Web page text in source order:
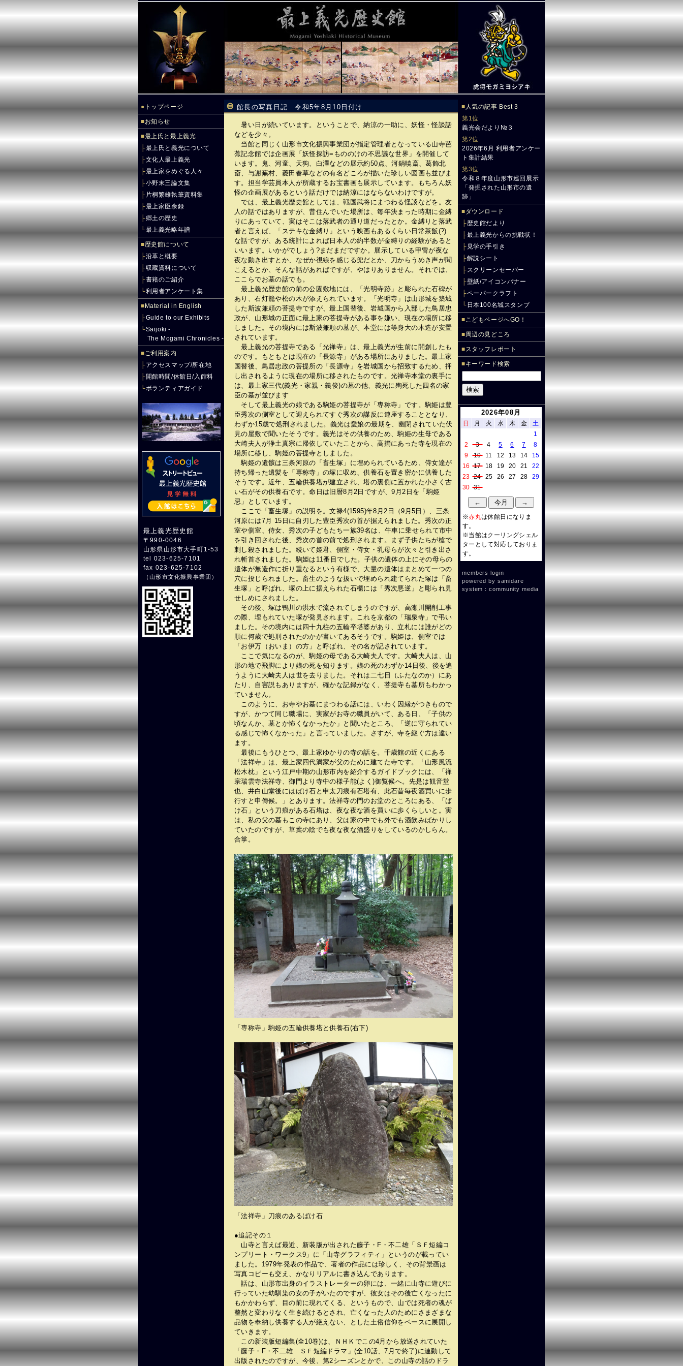
● トップページ
■お知らせ
■最上氏と最上義光
├最上氏と義光について
├文化人最上義光
├最上家をめぐる人々
├小野末三論文集
├ 片桐繁雄執筆資料集
├最上家臣余録
├郷土の歴史
└最上義光略年譜
■歴史館について
├沿革と概要
├収蔵資料について
├書籍のご紹介
└利用者アンケート集
■ Material in English
├Guide to our Exhibits
└Saijoki -
The Mogami Chronicles -
■ご利用案内
├アクセスマップ/所在地
├開館時間/休館日/入館料
└ボランティアガイド
最上義光歴史館
〒990-0046
山形県山形市大手町1-53
tel 023-625-7101
fax 023-625-7102
（山形市文化振興事業団 ）
館長の写真日記 令和5年8月10日付け
暑い日が続いています。ということで、納涼の一助に、妖怪・怪談話
などを少々。
当館と同じく山形市文化振興事業団が指定管理者となっている山寺芭
蕉記念館では企画展「妖怪探訪=もののけの不思議な世界」を開催して
います。鬼、河童、天狗、白澤などの展示約50点、河鍋暁斎、葛飾北
斎、与謝蕪村、菱田春草などの有名どころが描いた珍しい図画も並びま
す。担当学芸員本人が所蔵するお宝書画も展示しています。もちろん妖
怪の企画展があるという話だけでは納涼にはならないわけですが。
では、最上義光歴史館としては、戦国武将にまつわる怪談などを。友
人の話ではありますが、昔住んでいた場所は、毎年決まった時期に金縛
りにあっていて、実はそこは落武者の通り道だったとか。金縛りと落武
者と言えば、「ステキな金縛り」という映画もあるくらい日常茶飯(?)
な話ですが、ある統計によれば日本人の約半数が金縛りの経験があると
いいます。いかがでしょう?まだまだですか。展示している甲冑が夜な
夜な動き出すとか、なぜか視線を感じる兜だとか、刀からうめき声が聞
こえるとか、そんな話があればですが、やはりありません。それでは、
ここらでお墓の話でも。
最上義光歴史館の前の公園敷地には、「光明寺跡」と彫られた石碑が
あり、石灯籠や松の木が添えられています。「光明寺」は山形城を築城
した斯波兼頼の菩提寺ですが、最上国替後、岩城国から入部した鳥居忠
政が、山形城の正面に最上家の菩提寺がある事を嫌い、現在の場所に移
しました。その境内には斯波兼頼の墓が、本堂には等身大の木造が安置
されています。
最上義光の菩提寺である「光禅寺」は、最上義光が生前に開創したも
のです。もともとは現在の「長源寺」がある場所にありました。最上家
国替後、鳥居忠政の菩提所の「長源寺」を岩城国から招致するため、押
し出されるように現在の場所に移されたものです。光禅寺本堂の裏手に
は、最上家三代(義光・家親・義俊)の墓の他、義光に殉死した四名の家
臣の墓が並びます
そして最上義光の娘である駒姫の菩提寺が「専称寺」です。駒姫は豊
臣秀次の側室として迎えられてすぐ秀次の謀反に連座することとなり、
わずか15歳で処刑されました。義光は愛娘の最期を、幽閉されていた伏
見の屋敷で聞いたそうです。義光はその供養のため、駒姫の生母である
大崎夫人が浄土真宗に帰依していたことから、高擶にあった寺を現在の
場所に移し、駒姫の菩提寺としました。
駒姫の遺骸は三条河原の「畜生塚」に埋められているため、侍女達が
持ち帰った遺髪を「専称寺」の塚に収め、供養石を置き密かに供養した
そうです。近年、五輪供養塔が建立され、塔の裏側に置かれた小さく古
い石がその供養石です。命日は旧暦8月2日ですが、9月2日を「駒姫
忌」としています。
ここで「畜生塚」の説明を。文禄4(1595)年8月2日（9月5日）、三条
河原には7月 15日に自刃した豊臣秀次の首が据えられました。秀次の正
室や側室、侍女、秀次の子どもたち一族39名は、牛車に乗せられて市中
を引き回された後、秀次の首の前で処刑されます。まず子供たちが槍で
刺し殺されました。続いて姫君、側室・侍女・乳母らが次々と引き出さ
れ斬首されました。駒姫は11番目でした。子供の遺体の上にその母らの
遺体が無造作に折り重なるという有様で、大量の遺体はまとめて一つの
穴に投じられました。畜生のような扱いで埋められ建てられた塚は「畜
生塚」と呼ばれ、塚の上に据えられた石櫃には「秀次悪逆」と彫られ見
せしめにされました。
その後、塚は鴨川の洪水で流されてしまうのですが、高瀬川開削工事
の際、埋もれていた塚が発見されます。これを京都の「瑞泉寺」で弔い
ました。その境内には四十九柱の五輪卒塔婆があり、立札には誰がどの
順に何歳で処刑されたのかが書いてあるそうです。駒姫は、側室では
「お伊万（おいま）の方」と呼ばれ、その名が記されています。
ここで気になるのが、駒姫の母である大崎夫人です。大崎夫人は、山
形の地で飛脚により娘の死を知ります。娘の死のわずか14日後、後を追
うように大崎夫人は世を去りました。それは二七日（ふたなのか）にあ
たり、自害説もありますが、確かな記録がなく、菩提寺も墓所もわかっ
ていません。
このように、お寺やお墓にまつわる話には、いわく因縁がつきもので
すが、かつて同じ職場に、実家がお寺の職員がいて、ある日、「子供の
頃なんか、墓とか怖くなかったか」と聞いたところ、「逆に守られてい
る感じで怖くなかった」と言っていました。さすが、寺を継ぐ方は違い
ます。
最後にもうひとつ、最上家ゆかりの寺の話を。千歳館の近くにある
「法祥寺」は、最上家四代満家が父のために建てた寺です。「山形風流
松木枕」という江戸中期の山形市内を紹介するガイドブックには、「禅
宗瑞雲寺法祥寺、御門より寺中の様子能(よく)御覧候へ。先是は観音堂
也、井白山堂後にはばけ石と申太刀痕有石塔有、此石昔毎夜酒買いに歩
行すと申傳候。」とあります。法祥寺の門のお堂のところにある、「ば
け石」という刀痕がある石塔は、夜な夜な酒を買いに歩くらしいと。実
は、私の父の墓もこの寺にあり、父は家の中でも外でも酒飲みばかりし
ていたのですが、草葉の陰でも夜な夜な酒盛りをしているのかしらん。
合掌。
「専称寺」駒姫の五輪供養塔と供養石(右下)
「法祥寺」刀痕のあるばけ石
●追記その１
山寺と言えば最近、新装版が出された藤子・F・不二雄「ＳＦ短編コ
ンプリート・ワークス9」に「山寺グラフィティ」というのが載ってい
ました。1979年発表の作品で、著者の作品には珍しく、その背景画は
写真コピーも交え、かなりリアルに書き込んであります。
話は、山形市出身のイラストレーターの卵には、一緒に山寺に遊びに
行っていた幼馴染の女の子がいたのですが、彼女はその後亡くなったに
もかかわらず、目の前に現れてくる、というもので、山では死者の魂が
整然と変わりなく生き続けるとされ、亡くなった人のためにさまざまな
品物を奉納し供養する人が絶えない、とした土俗信仰をベースに展開し
ていきます。
この新装版短編集(全10巻)は、ＮＨＫでこの4月から放送されていた
「藤子・F・不二雄 ＳＦ短編ドラマ」(全10話、7月で終了)に連動して
出版されたのですが、今後、第2シーズンとかで、この山寺の話のドラ
■ 人気の記事 Best 3
第1位
義光会だより№３
第2位
2026年6月 利用者アンケー
ト集計結果
第3位
令和８年度山形市巡回展示
「発掘された山形市の遺
跡」
■ダウンロード
├歴史館だより
├最上義光からの挑戦状！
├ 見学の手引き
├解説シート
├スクリーンセーバー
├壁紙/アイコンバナー
├ペーパークラフト
└ 日本100名城スタンプ
■こどもページへGO！
■周辺の見どころ
■スタッフレポート
■キーワード検索
2026年08月
日 月 火 水 木 金
土
1
2
3 4 5 6 7
8
9
10 11 12 13 14
15
16
17 18 19 20 21
22
23 24 25 26 27 28
29
30 31
※赤丸は休館日になりま
す。
※当館はクーリングシェル
ターとして対応しておりま
す。
members login
powered by samidare
system：community media